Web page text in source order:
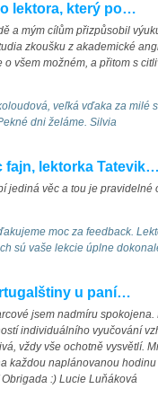
lektora, který po…
a mým cílům přizpůsobil
zkoušku z akademické
o všem možném, a přitom s
veľká vďaka za milé
dni želáme. Silvia
fajn, lektorka Tatevik…
jediná věc a tou je pravidelné
moc za feedback.
sú vaše lekcie úplne
u paní…
jsem nadmíru
individuálního vyučování
vždy vše ochotně vysvětlí.
každou naplánovanou
:) Lucie Luňáková